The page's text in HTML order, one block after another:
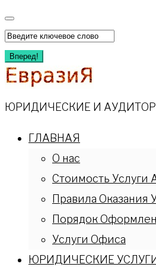
Перейти
к
содержимому
Искать:
Вперед!
ЮРИДИЧЕСКИЕ И
ГЛАВНАЯ
О нас
Стоимость Услуги
Правила Оказания
Порядок
Услуги Офиса
ЮРИДИЧЕСКИЕ